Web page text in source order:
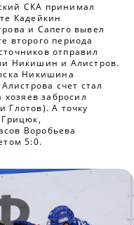
СКА принимал
Кадейкин
и Сапего вывел
второго периода
отправил
Никишин и Алистров.
Никишина
счет стал
забросил
Глотов). А точку
Воробьева
5:0.